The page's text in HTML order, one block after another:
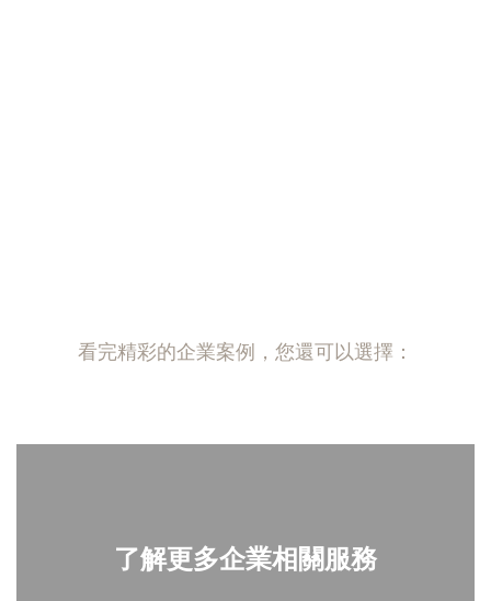
看完精彩的企業案例，您還可以選擇：
了解更多企業相關服務